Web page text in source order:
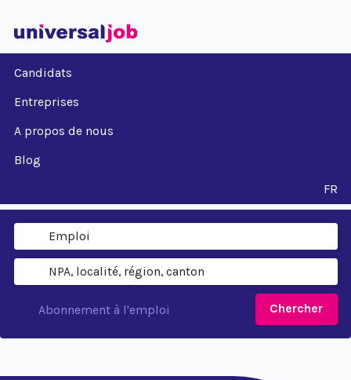
Candidats
Entreprises
A propos de nous
Blog
FR
Chercher
Abonnement à l'emploi